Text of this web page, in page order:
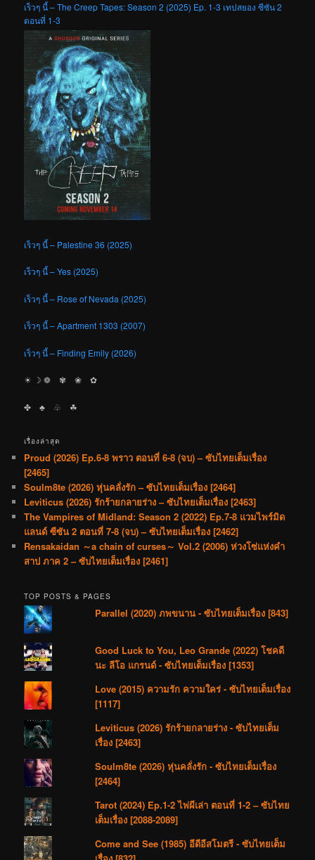
เร็วๆ นี้ – The Creep Tapes: Season 2 (2025) Ep. 1-3 เทปสยอง ซีซัน 2
ตอนที่ 1-3
เร็วๆ นี้ – Palestine 36 (2025)
เร็วๆ นี้ – Yes (2025)
เร็วๆ นี้ – Rose of Nevada (2025)
เร็วๆ นี้ – Apartment 1303 (2007)
เร็วๆ นี้ – Finding Emily (2026)
☀︎ ☽ ❁ ✾ ❀ ✿
✤ ♣︎ ♧ ☘︎
เรื่องล่าสุด
Proud (2026) Ep.6-8 พราว ตอนที่ 6-8 (จบ) – ซับไทยเต็มเรื่อง
[2465]
Soulm8te (2026) หุ่นคลั่งรัก – ซับไทยเต็มเรื่อง [2464]
Leviticus (2026) รักร้ายกลายร่าง – ซับไทยเต็มเรื่อง [2463]
The Vampires of Midland: Season 2 (2022) Ep.7-8 แวมไพร์มิด
แลนด์ ซีซัน 2 ตอนที่ 7-8 (จบ) – ซับไทยเต็มเรื่อง [2462]
Rensakaidan ～a chain of curses～ Vol.2 (2006) ห่วงโซ่แห่งคำ
สาป ภาค 2 – ซับไทยเต็มเรื่อง [2461]
TOP POSTS & PAGES
Parallel (2020) ภพขนาน - ซับไทยเต็มเรื่อง [843]
Good Luck to You, Leo Grande (2022) โชคดี
นะ ลีโอ แกรนด์ - ซับไทยเต็มเรื่อง [1353]
Love (2015) ความรัก ความใคร่ - ซับไทยเต็มเรื่อง
[1117]
Leviticus (2026) รักร้ายกลายร่าง - ซับไทยเต็ม
เรื่อง [2463]
Soulm8te (2026) หุ่นคลั่งรัก - ซับไทยเต็มเรื่อง
[2464]
Tarot (2024) Ep.1-2 ไพ่ผีเล่า ตอนที่ 1-2 – ซับไทย
เต็มเรื่อง [2088-2089]
Come and See (1985) อีดีอีสโมตรี - ซับไทยเต็ม